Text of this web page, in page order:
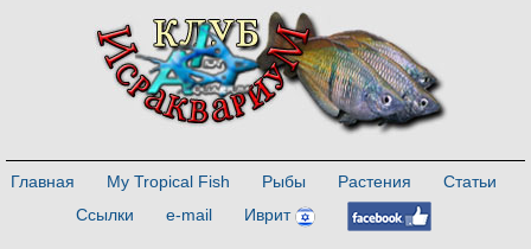
Главная My Tropical Fish Рыбы Растения
Статьи
Ссылки
e-mail Иврит